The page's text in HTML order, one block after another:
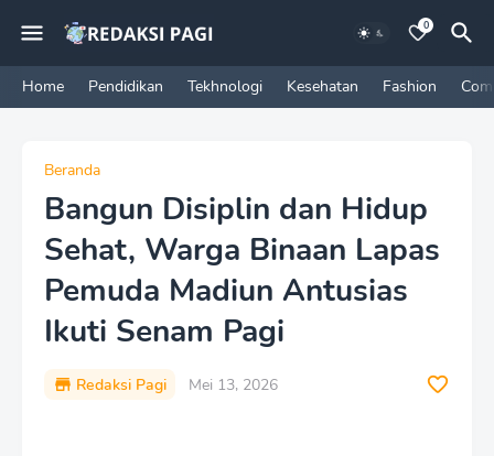
0
Home Pendidikan Tekhnologi Kesehatan Fashion
Beranda
Bangun Disiplin dan Hidup
Sehat, Warga Binaan Lapas
Pemuda Madiun Antusias
Ikuti Senam Pagi
Redaksi Pagi Mei 13, 2026